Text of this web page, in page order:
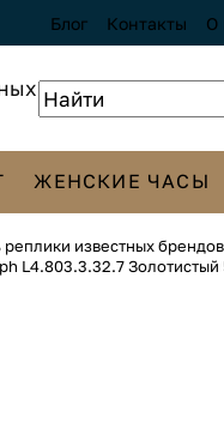
Блог Контакты О
ЖЕНСКИЕ ЧАСЫ
реплики известных
L4.803.3.32.7 Золотистый